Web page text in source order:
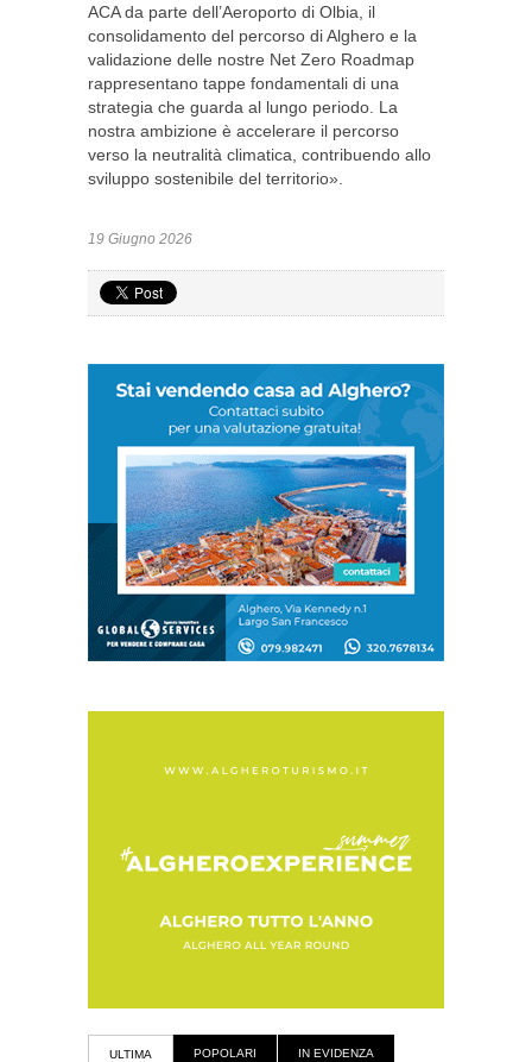
ACA da parte dell’Aeroporto di Olbia, il
consolidamento del percorso di Alghero e la
validazione delle nostre Net Zero Roadmap
rappresentano tappe fondamentali di una
strategia che guarda al lungo periodo. La
nostra ambizione è accelerare il percorso
verso la neutralità climatica, contribuendo allo
sviluppo sostenibile del territorio».
19 Giugno 2026
ULTIMA POPOLARI IN EVIDENZA